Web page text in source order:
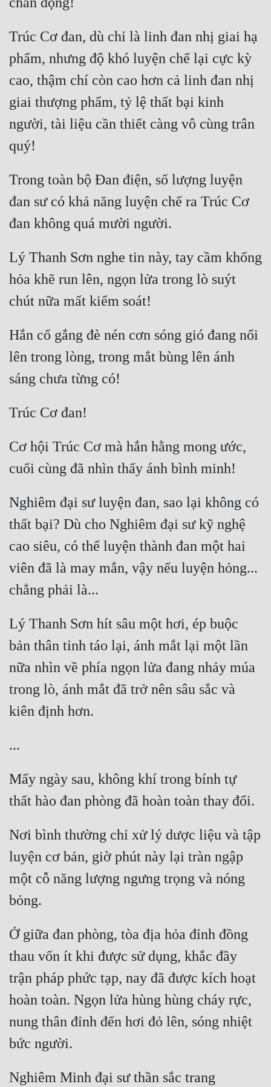
Tu Tiên
Tội Phạm
Vô Địch
Võ Hiệp
Võng Du
Xuyên Nhanh
Xuyên Sách
Điền Văn
Đô Thị
Đông Phương
Đông Phương Huyền Huyễn
Đồng Nhân
Truyện Nam
Truyện Nữ
Vô Địch Lưu
Xây Dựng Thế Lực
Đam Mỹ
Đẹp
Đẹp Hiệp
Tính Cách Nhân Vật :
Cơ Trí
Sát Phạt Quyết Đoán
Vô Sỉ
Trúc Cơ đan, dù chỉ là linh đan nhị giai hạ
phẩm, nhưng độ khó luyện chế lại cực kỳ
cao, thậm chí còn cao hơn cả linh đan nhị
giai thượng phẩm, tỷ lệ thất bại kinh
người, tài liệu cần thiết càng vô cùng trân
Trong toàn bộ Đan điện, số lượng luyện
đan sư có khả năng luyện chế ra Trúc Cơ
Lý Thanh Sơn nghe tin này, tay cầm khống
hỏa khẽ run lên, ngọn lửa trong lò suýt
Hắn cố gắng đè nén cơn sóng gió đang nổi
lên trong lòng, trong mắt bùng lên ánh
Cơ hội Trúc Cơ mà hắn hằng mong ước,
Nghiêm đại sư luyện đan, sao lại không có
thất bại? Dù cho Nghiêm đại sư kỹ nghệ
cao siêu, có thể luyện thành đan một hai
viên đã là may mắn, vậy nếu luyện hỏng...
Lý Thanh Sơn hít sâu một hơi, ép buộc
bản thân tỉnh táo lại, ánh mắt lại một lần
nữa nhìn về phía ngọn lửa đang nhảy múa
trong lò, ánh mắt đã trở nên sâu sắc và
Mấy ngày sau, không khí trong bính tự
Nơi bình thường chỉ xử lý dược liệu và tập
luyện cơ bản, giờ phút này lại tràn ngập
một cỗ năng lượng ngưng trọng và nóng
Ở giữa đan phòng, tòa địa hỏa đỉnh đồng
thau vốn ít khi được sử dụng, khắc đầy
trận pháp phức tạp, nay đã được kích hoạt
hoàn toàn. Ngọn lửa hùng hùng cháy rực,
nung thân đỉnh đến hơi đỏ lên, sóng nhiệt
Nghiêm Minh đại sư thần sắc trang